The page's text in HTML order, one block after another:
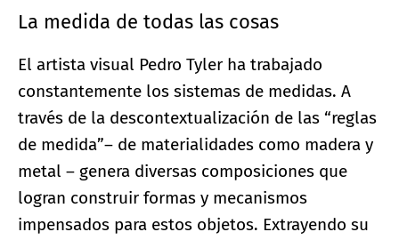
La medida de todas las cosas
El artista visual Pedro Tyler ha trabajado
constantemente los sistemas de medidas. A
través de la descontextualización de las “reglas
de medida”– de materialidades como madera y
metal – genera diversas composiciones que
logran construir formas y mecanismos
impensados para estos objetos. Extrayendo su